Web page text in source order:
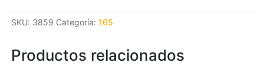
Mussolina
cantidad
SKU: 3859 Categoría:165
Productos relacionados